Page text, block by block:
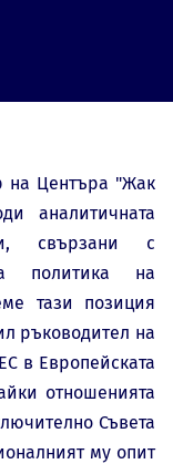
на Центъра "Жак
аналитичната
свързани с
политика на
тази позиция
ръководител на
в Европейската
отношенията
Съвета
му опит